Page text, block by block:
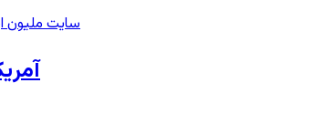
سایت ملیون